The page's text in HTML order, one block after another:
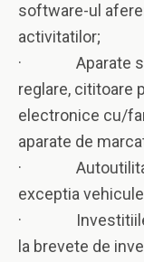
software-ul
activitatilor;
· Aparate si
reglare, cititoare
electronice cu/
aparate de
· Autoutilitare
exceptia
· Investitiile in
la brevete de